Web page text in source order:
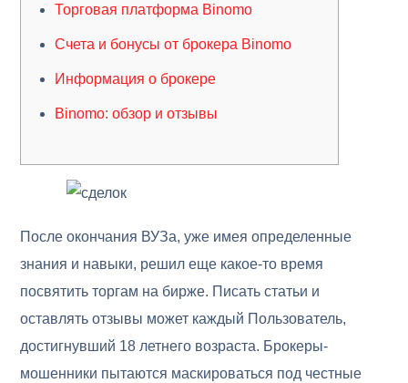
Торговая платформа Binomo
Счета и бонусы от брокера Binomo
Информация о брокере
Binomo: обзор и отзывы
После окончания ВУЗа, уже имея определенные
знания и навыки, решил еще какое-то время
посвятить торгам на бирже. Писать статьи и
оставлять отзывы может каждый Пользователь,
достигнувший 18 летнего возраста. Брокеры-
мошенники пытаются маскироваться под честные